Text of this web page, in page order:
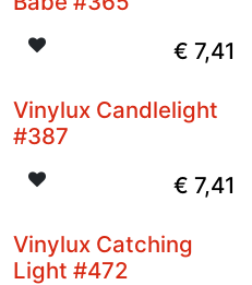
€ 7,41
Vinylux Candlelight
#387
€ 7,41
Vinylux Catching
Light #472